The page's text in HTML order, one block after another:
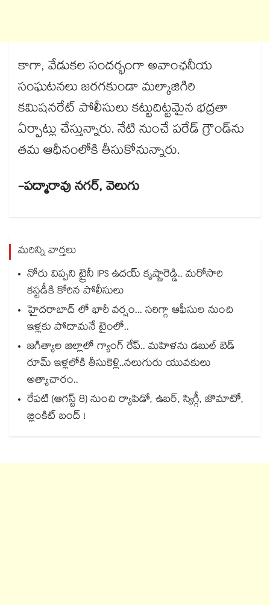
కాగా, వేడుకల సందర్భంగా అవాంఛనీయ
సంఘటనలు జరగకుండా మల్కాజిగిరి
కమిషనరేట్ పోలీసులు కట్టుదిట్టమైన భద్రతా
ఏర్పాట్లు చేస్తున్నారు. నేటి నుంచే పరేడ్ గ్రౌండ్​ను
తమ ఆధీనంలోకి తీసుకోనున్నారు.
-పద్మారావు నగర్, వెలుగు
మరిన్ని వార్తలు
నోరు విప్పని ట్రైనీ IPS ఉదయ్ కృష్ణారెడ్డి.. మరోసారి
కస్టడీకి కోరిన పోలీసులు
హైదరాబాద్ లో భారీ వర్షం... సరిగ్గా ఆఫీసుల నుంచి
ఇళ్లకు పోదామనే టైంలో..
జగిత్యాల జిల్లాలో గ్యాంగ్ రేప్.. మహిళను డబుల్ బెడ్
రూమ్ ఇళ్లలోకి తీసుకెళ్లి..నలుగురు యువకులు
అత్యాచారం..
రేపటి (ఆగస్ట్ 8) నుంచి ర్యాపిడో, ఉబర్, స్విగ్గీ, జొమాటో,
బ్లింకిట్ బంద్ !